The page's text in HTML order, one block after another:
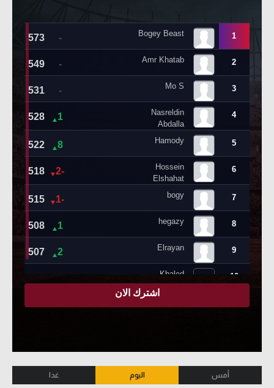
أمس اليوم غدا